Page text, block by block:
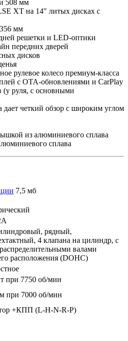
508 мм
XT на 14″ литых дисках с
мм
решетки и LED-оптики
передних дверей
дисков
рулевое колесо премиум-класса
с OTA-обновлениями и CarPlay
(у руля, с основными
дает четкий обзор с широким углом
из алюминиевого сплава
сплава
7,5 мб
рядный,
4 клапана на цилиндр, с
валами
расположения (DOHC)
при 7750 об/мин
при 7000 об/мин
+КПП (L-H-N-R-P)